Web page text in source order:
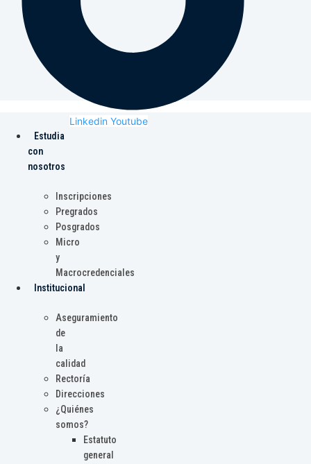
Linkedin Youtube
Estudia
con
nosotros
Inscripciones
Pregrados
Posgrados
Micro
y
Macrocredenciales
Institucional
Aseguramiento
de
la
calidad
Rectoría
Direcciones
¿Quiénes
somos?
Estatuto
general